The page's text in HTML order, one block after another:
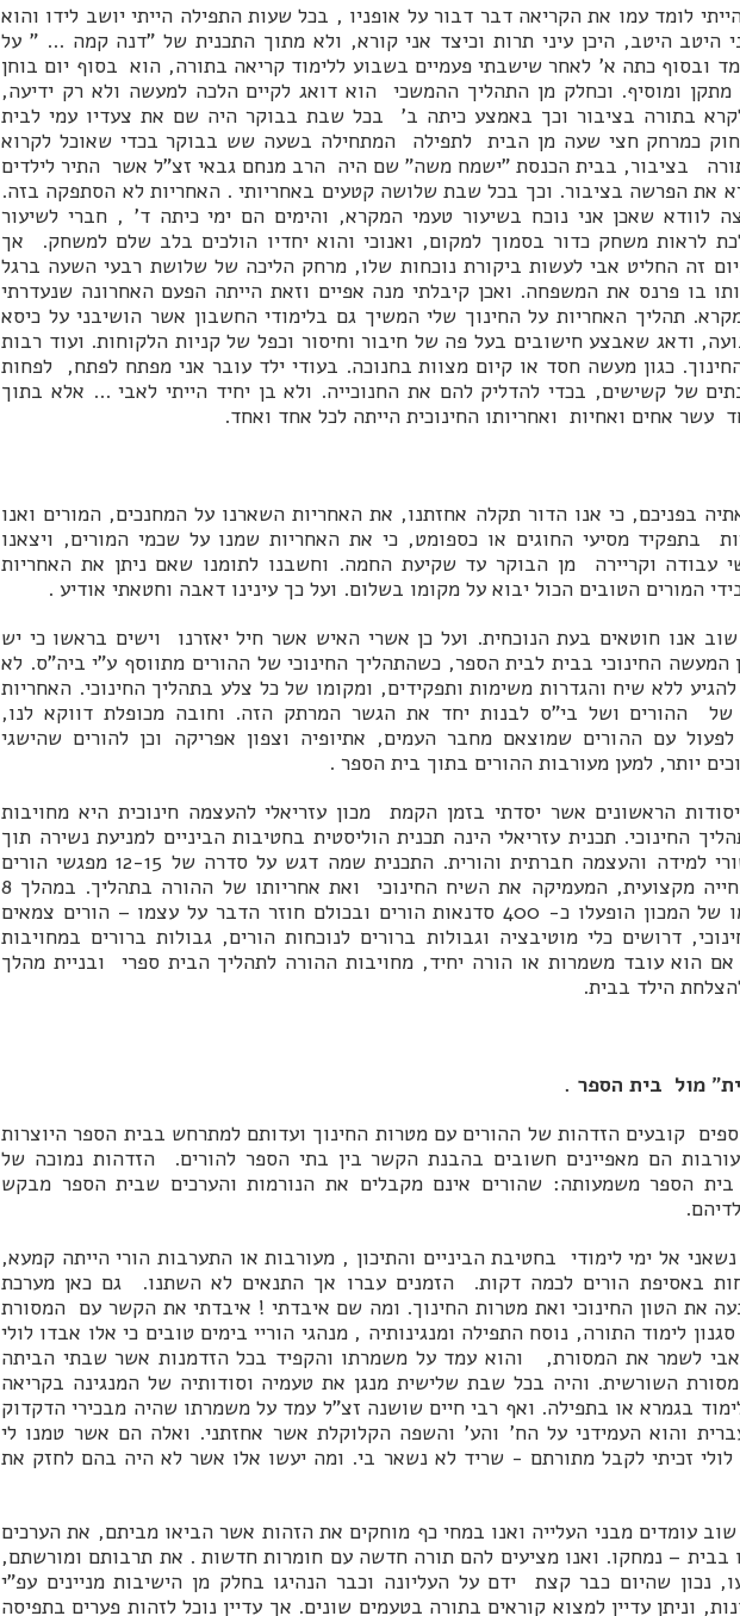
לומד עמו את הקריאה דבר דבור על אופניו , בכל שעות התפילה הייתי יושב לידו והוא
היטב היטב, היכן עיני תרות וכיצד אני קורא, ולא מתוך התכנית של "דנה קמה ... " על
ובסוף כתה א' לאחר שישבתי פעמיים בשבוע ללימוד קריאה בתורה, הוא בסוף יום בוחן
מתקן ומוסיף. וכחלק מן התהליך ההמשכי הוא דואג לקיים הלכה למעשה ולא רק ידיעה,
בתורה בציבור וכך באמצע כיתה ב' בכל שבת בבוקר היה שם את צעדיו עמי לבית
כמרחק חצי שעה מן הבית לתפילה המתחילה בשעה שש בבוקר בכדי שאוכל לקרוא
בציבור, בבית הכנסת "ישמח משה" שם היה הרב מנחם גבאי זצ"ל אשר התיר לילדים
את הפרשה בציבור. וכך בכל שבת שלושה קטעים באחריותי . האחריות לא הסתפקה בזה.
לוודא שאכן אני נוכח בשיעור טעמי המקרא, והימים הם ימי כיתה ד' , חברי לשיעור
לראות משחק כדור בסמוך למקום, ואנוכי והוא יחדיו הולכים בלב שלם למשחק. אך
זה החליט אבי לעשות ביקורת נוכחות שלו, מרחק הליכה של שלושת רבעי השעה ברגל
בו פרנס את המשפחה. ואכן קיבלתי מנה אפיים וזאת הייתה הפעם האחרונה שנעדרתי
תהליך האחריות על החינוך שלי המשיך גם בלימודי החשבון אשר הושיבני על כיסא
ודאג שאבצע חישובים בעל פה של חיבור וחיסור וכפל של קניות הלקוחות. ועוד רבות
כגון מעשה חסד או קיום מצוות בחנוכה. בעודי ילד עובר אני מפתח לפתח, לפחות
של קשישים, בכדי להדליק להם את החנוכייה. ולא בן יחיד הייתי לאבי ... אלא בתוך
עשר אחים ואחיות ואחריותו החינוכית הייתה לכל אחד ואחד.
בפניכם, כי אנו הדור תקלה אחזתנו, את האחריות השארנו על המחנכים, המורים ואנו
בתפקיד מסיעי החוגים או כספומט, כי את האחריות שמנו על שכמי המורים, ויצאנו
עבודה וקריירה מן הבוקר עד שקיעת החמה. וחשבנו לתומנו שאם ניתן את האחריות
המורים הטובים הכול יבוא על מקומו בשלום. ועל כך עינינו דאבה וחטאתי אודיע .
אנו חוטאים בעת הנוכחית. ועל כן אשרי האיש אשר חיל יאזרנו וישים בראשו כי יש
המעשה החינוכי בבית לבית הספר, כשהתהליך החינוכי של ההורים מתווסף ע"י ביה"ס. לא
להגיע ללא שיח והגדרות משימות ותפקידים, ומקומו של כל צלע בתהליך החינוכי. האחריות
ההורים ושל בי"ס לבנות יחד את הגשר המרתק הזה. וחובה מכופלת דווקא לנו,
עם ההורים שמוצאם מחבר העמים, אתיופיה וצפון אפריקה וכן להורים שהישגי
יותר, למען מעורבות ההורים בתוך בית הספר .
הראשונים אשר יסדתי בזמן הקמת מכון עזריאלי להעצמה חינוכית היא מחויבות
החינוכי. תכנית עזריאלי הינה תכנית הוליסטית בחטיבות הביניים למניעת נשירה תוך
שיפור כישורי למידה והעצמה חברתית והורית. התכנית שמה דגש על סדרה של 12-15 מפגשי הורים
ברצף בהנחייה מקצועית, המעמיקה את השיח החינוכי ואת אחריותו של ההורה בתהליך. במהלך 8
שנות קיומו של המכון הופעלו כ- 400 סדנאות הורים ובכולם חוזר הדבר על עצמו – הורים צמאים
דרושים כלי מוטיבציה וגבולות ברורים לנוכחות הורים, גבולות ברורים במחויבות
הוא עובד משמרות או הורה יחיד, מחויבות ההורה לתהליך הבית ספרי ובניית מהלך
הילד בבית.
מול בית הספר .
קובעים הזדהות של ההורים עם מטרות החינוך ועדותם למתרחש בבית הספר היוצרות
הם מאפיינים חשובים בהבנת הקשר בין בתי הספר להורים. הזדהות נמוכה של
בית הספר משמעותה: שהורים אינם מקבלים את הנורמות והערכים שבית הספר מבקש
נשאני אל ימי לימודי בחטיבת הביניים והתיכון , מעורבות או התערבות הורי הייתה קמעא,
באסיפת הורים לכמה דקות. הזמנים עברו אך התנאים לא השתנו. גם כאן מערכת
את הטון החינוכי ואת מטרות החינוך. ומה שם איבדתי ! איבדתי את הקשר עם המסורת
לימוד התורה, נוסח התפילה ומנגינותיה , מנהגי הוריי בימים טובים כי אלו אבדו לולי
אבי לשמר את המסורת, והוא עמד על משמרתו והקפיד בכל הזדמנות אשר שבתי הביתה
השורשית. והיה בכל שבת שלישית מנגן את טעמיה וסודותיה של המנגינה בקריאה
בגמרא או בתפילה. ואף רבי חיים שושנה זצ"ל עמד על משמרתו שהיה מבכירי הדקדוק
והוא העמידני על הח' והע' והשפה הקלוקלת אשר אחזתני. ואלה הם אשר טמנו לי
לולי זכיתי לקבל מתורתם - שריד לא נשאר בי. ומה יעשו אלו אשר לא היה בהם לחזק את
שוב עומדים מבני העלייה ואנו במחי כף מוחקים את הזהות אשר הביאו מביתם, את הערכים
בבית – נמחקו. ואנו מציעים להם תורה חדשה עם חומרות חדשות . את תרבותם ומורשתם,
נכון שהיום כבר קצת ידם על העליונה וכבר הנהיגו בחלק מן הישיבות מניינים עפ"י
וניתן עדיין למצוא קוראים בתורה בטעמים שונים. אך עדיין נוכל לזהות פערים בתפיסה